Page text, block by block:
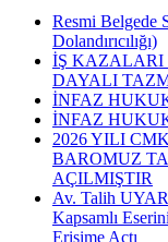
Resmi Belgede
Dolandırıcılığı)
İŞ KAZALARI
DAYALI
İNFAZ
İNFAZ
2026 YILI
BAROMUZ
AÇILMIŞTIR
Av. Talih
Kapsamlı
Erişime Açtı